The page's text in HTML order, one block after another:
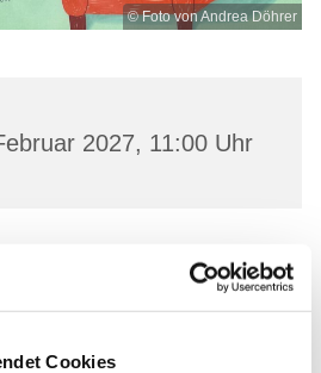
Cookies
© Foto von Andrea Döhrer
2027, 11:00 Uhr
Atmosphäre aktuelle